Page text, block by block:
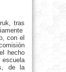
tras
con el
hecho
escuela
de la